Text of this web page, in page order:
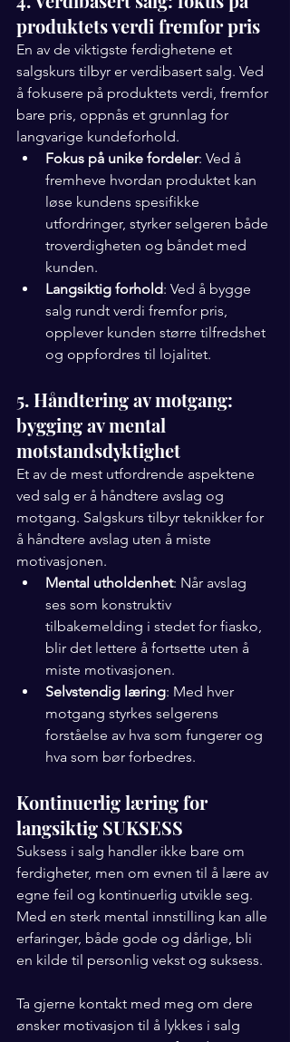
produktets verdi fremfor pris
En av de viktigste ferdighetene et
salgskurs tilbyr er verdibasert salg. Ved
å fokusere på produktets verdi, fremfor
bare pris, oppnås et grunnlag for
langvarige kundeforhold.
Fokus på unike fordeler: Ved å
fremheve hvordan produktet kan
løse kundens spesifikke
utfordringer, styrker selgeren både
troverdigheten og båndet med
kunden.
Langsiktig forhold: Ved å bygge
salg rundt verdi fremfor pris,
opplever kunden større tilfredshet
og oppfordres til lojalitet.
5. Håndtering av motgang:
bygging av mental
motstandsdyktighet
Et av de mest utfordrende aspektene
ved salg er å håndtere avslag og
motgang. Salgskurs tilbyr teknikker for
å håndtere avslag uten å miste
motivasjonen.
Mental utholdenhet: Når avslag
ses som konstruktiv
tilbakemelding i stedet for fiasko,
blir det lettere å fortsette uten å
miste motivasjonen.
Selvstendig læring: Med hver
motgang styrkes selgerens
forståelse av hva som fungerer og
hva som bør forbedres.
Kontinuerlig læring for
langsiktig SUKSESS
Suksess i salg handler ikke bare om
ferdigheter, men om evnen til å lære av
egne feil og kontinuerlig utvikle seg.
Med en sterk mental innstilling kan alle
erfaringer, både gode og dårlige, bli
en kilde til personlig vekst og suksess.
Ta gjerne kontakt med meg om dere
ønsker motivasjon til å lykkes i salg